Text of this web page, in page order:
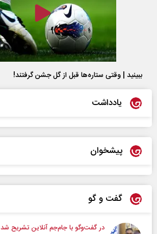
ببینید | وقتی ستاره‌ها قبل از گل جشن گرفتند!
یادداشت
پیشخوان
گفت و گو
در گفت‌و‌گو با جام‌جم آنلاین تشریح شد